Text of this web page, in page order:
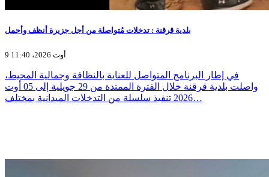
بلدية قرقنة : تدخلات مُتواصلة من أجل جزيرة أنظف وأجمل
9 أوت 2026، 11:40
في إطار البرنامج المتواصل للعناية بالنظافة وجمالية المحيط،
واصلت بلدية قرقنة خلال الفترة الممتدة من 29 جويلية إلى 05 أوت
2026 تنفيذ سلسلة من التدخلات الميدانية بمختلف…